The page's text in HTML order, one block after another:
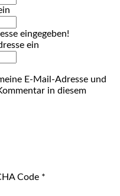
eingegeben!
ein
E-Mail-Adresse und
in diesem
Code *